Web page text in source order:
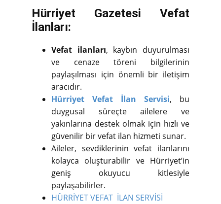
Hürriyet Gazetesi Vefat
İlanları:
Vefat ilanları, kaybın duyurulması
ve cenaze töreni bilgilerinin
paylaşılması için önemli bir iletişim
aracıdır.
Hürriyet Vefat İlan Servisi, bu
duygusal süreçte ailelere ve
yakınlarına destek olmak için hızlı ve
güvenilir bir vefat ilan hizmeti sunar.
Aileler, sevdiklerinin vefat ilanlarını
kolayca oluşturabilir ve Hürriyet’in
geniş okuyucu kitlesiyle
paylaşabilirler.
HÜRRİYET VEFAT İLAN SERVİSİ